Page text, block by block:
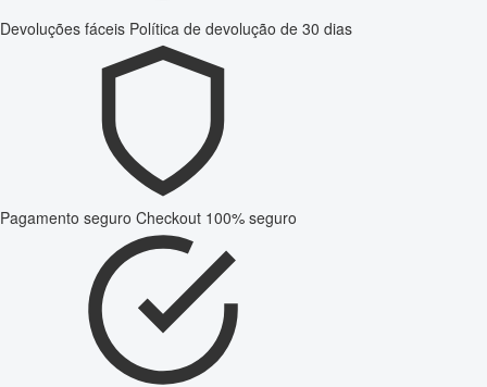
Devoluções fáceis Política de devolução de 30 dias
Pagamento seguro Checkout 100% seguro